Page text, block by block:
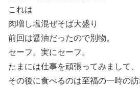
これは
肉増し塩混ぜそば大盛り
前回は醤油だったので別物。
セーフ。実にセーフ。
たまには仕事を頑張ってみまして、
その後に食べるのは至福の一時の